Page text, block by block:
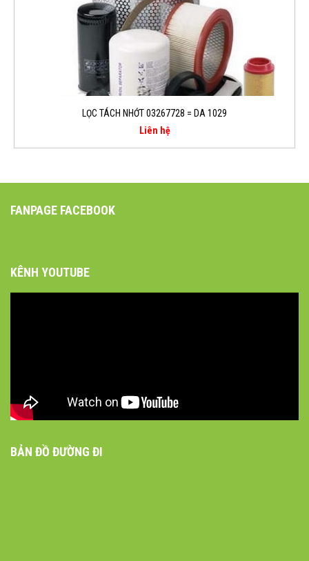
LỌC TÁCH NHỚT 03267728 = DA 1029
Liên hệ
FANPAGE FACEBOOK
KÊNH YOUTUBE
BẢN ĐỒ ĐƯỜNG ĐI